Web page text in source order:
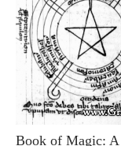
Book of Magic: A